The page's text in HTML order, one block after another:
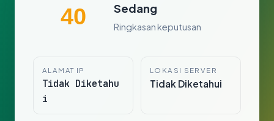
40 Sedang
Ringkasan keputusan
ALAMAT IP
Tidak Diketahu
i
LOKASI SERVER
Tidak Diketahui